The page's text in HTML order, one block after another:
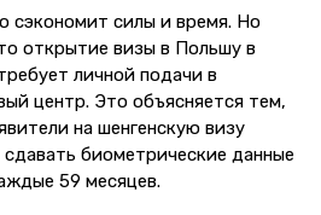
сэкономит силы и время. Но
открытие визы в Польшу в
личной подачи в
центр. Это объясняется тем,
на шенгенскую визу
биометрические данные
59 месяцев.